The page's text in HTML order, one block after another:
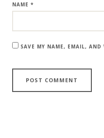
NAME *
SAVE MY NAME, EMAIL,